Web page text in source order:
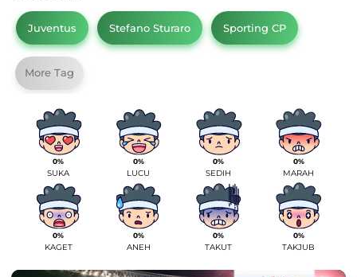
Juventus Stefano Sturaro Sporting CP
More Tag
0%
SUKA
0%
LUCU
0%
SEDIH
0%
MARAH
0%
KAGET
0%
ANEH
0%
TAKUT
0%
TAKJUB